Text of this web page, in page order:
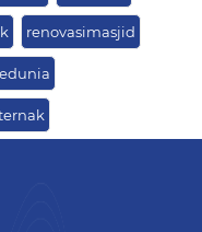
renovasimasjid